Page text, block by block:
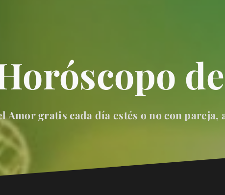
Amor gratis cada día estés o no con